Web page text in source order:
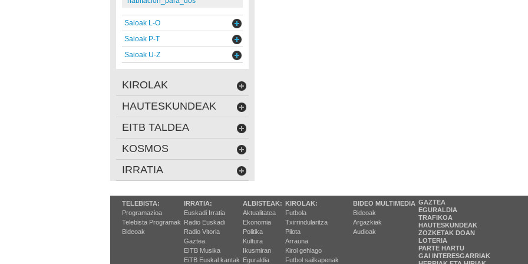
Saioak L-O
Saioak P-T
Saioak U-Z
KIROLAK
HAUTESKUNDEAK
EITB TALDEA
KOSMOS
IRRATIA
TELEBISTA:
Programazioa
Telebista Programak
Bideoak
IRRATIA:
Euskadi Irratia
Radio Euskadi
Radio Vitoria
Gaztea
EITB Musika
EiTB Euskal kantak
ALBISTEAK:
Aktualitatea
Ekonomia
Politika
Kultura
Ikusmiran
Eguraldia
KIROLAK:
Futbola
Txirrindularitza
Pilota
Arrauna
Kirol gehiago
Futbol sailkapenak
BIDEO MULTIMEDIA
Bideoak
Argazkiak
Audioak
GAZTEA
EGURALDIA
TRAFIKOA
HAUTESKUNDEAK
ZOZKETAK DOAN
LOTERIA
PARTE HARTU
GAI INTERESGARRIAK